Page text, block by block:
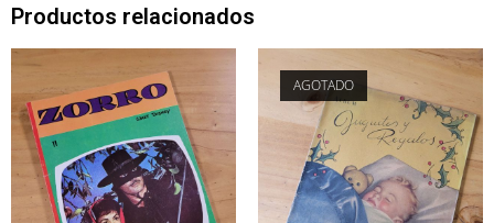
Productos relacionados
AGOTADO